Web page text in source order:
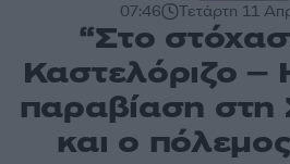
07:46 Τετάρτη 11
“Στο
Καστελόριζο
παραβίαση στη
και ο